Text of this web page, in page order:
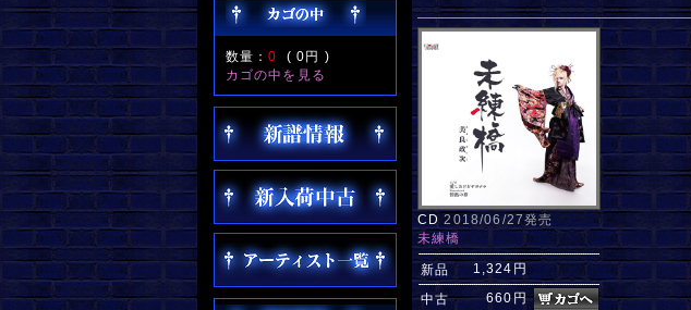
数量：0 (0円 )
カゴの中を見る
CD2018/06/27発売
未練橋
新品 1,324円
中古 660円